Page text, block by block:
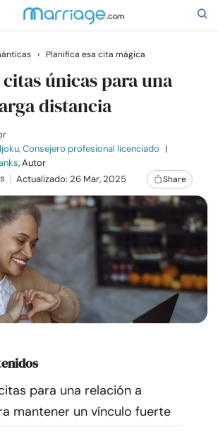
› Planifica esa cita mágica
citas únicas para una
distancia
Consejero profesional licenciado |
, Autor
Actualizado: 26 Mar, 2025 Share
para una relación a
mantener un vínculo fuerte